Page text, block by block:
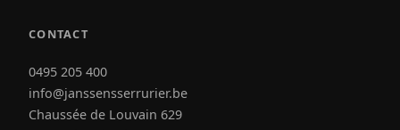
CONTACT
0495 205 400
info@janssensserrurier.be
Chaussée de Louvain 629